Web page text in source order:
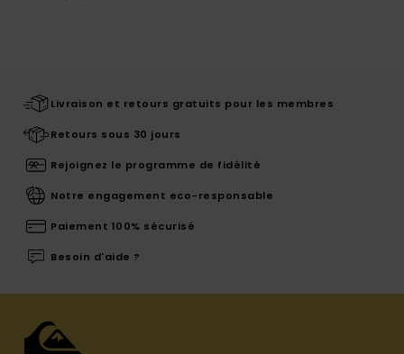
Livraison et retours gratuits pour les membres
Retours sous 30 jours
Rejoignez le programme de fidélité
Notre engagement eco-responsable
Paiement 100% sécurisé
Besoin d'aide ?